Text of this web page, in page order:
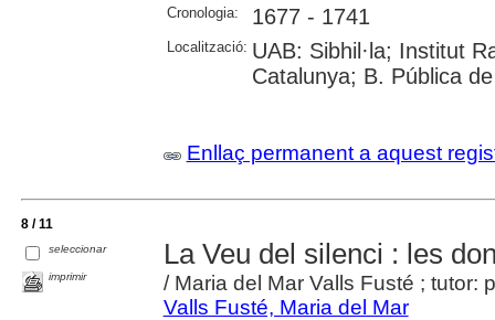
Cronologia: 1677 - 1741
Localització: UAB: Sibhil·la; Institut
Catalunya; B. Pública
Enllaç permanent a aquest
8 / 11
seleccionar
imprimir
La Veu del silenci : les
/ Maria del Mar Valls Fusté ; tutor:
Valls Fusté, Maria del Mar